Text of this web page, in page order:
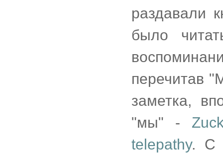
раздавали
было
перечитав
заметка,
"мы" -
telepathy. С